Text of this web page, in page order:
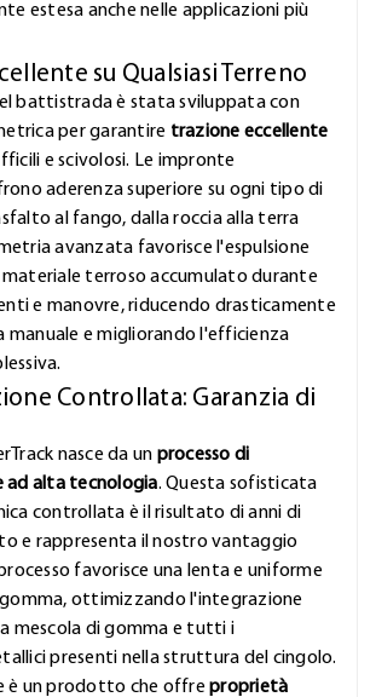
estesa anche nelle applicazioni più
su Qualsiasi Terreno
battistrada è stata sviluppata con
per garantire trazione eccellente
e scivolosi. Le impronte
aderenza superiore su ogni tipo di
al fango, dalla roccia alla terra
avanzata favorisce l'espulsione
terroso accumulato durante
e manovre, riducendo drasticamente
manuale e migliorando l'efficienza
Controllata: Garanzia di
nasce da un processo di
ad alta tecnologia. Questa sofisticata
controllata è il risultato di anni di
e rappresenta il nostro vantaggio
favorisce una lenta e uniforme
ottimizzando l'integrazione
mescola di gomma e tutti i
presenti nella struttura del cingolo.
è un prodotto che offreproprietà